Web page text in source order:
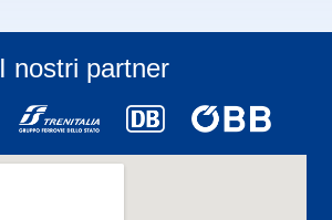
I nostri partner